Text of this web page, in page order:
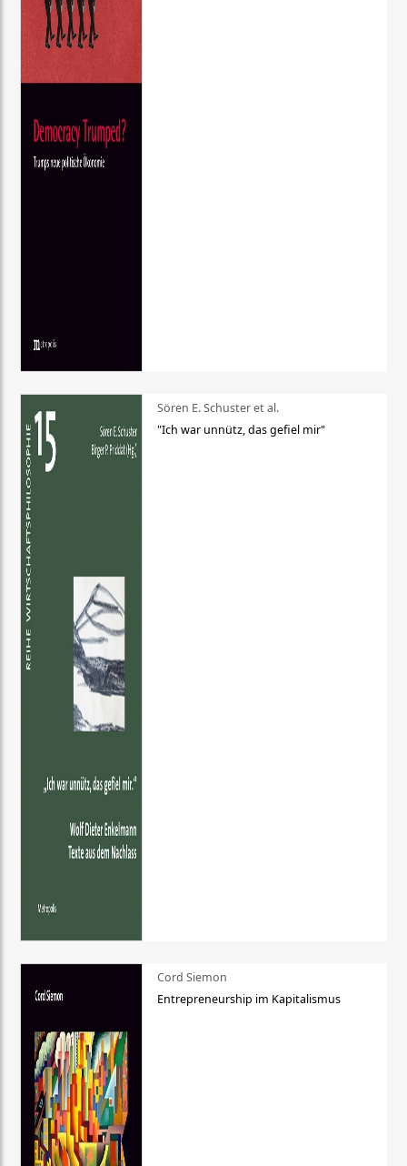
Sören E. Schuster et al.
"Ich war unnütz, das gefiel mir"
Cord Siemon
Entrepreneurship im Kapitalismus